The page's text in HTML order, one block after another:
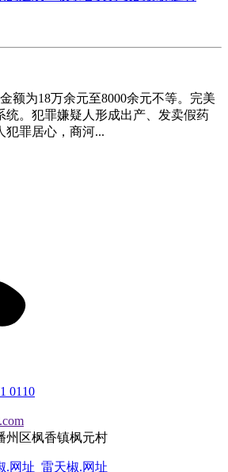
额为18万余元至8000余元不等。完美
统。犯罪嫌疑人形成出产、发卖假药
犯罪居心，商河...
0110
州区枫香镇枫元村
.网址 雷天椒.网址